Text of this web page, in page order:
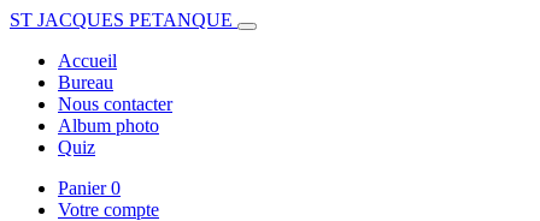
ST JACQUES PETANQUE
Accueil
Bureau
Nous contacter
Album photo
Quiz
Panier 0
Votre compte